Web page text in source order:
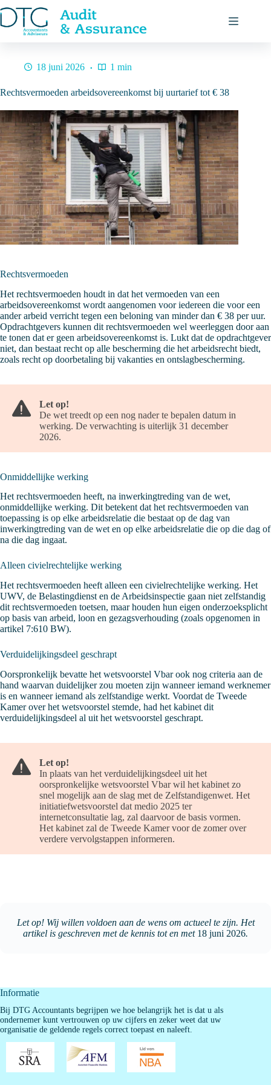
naar
de
inhoud
18 juni 2026 1 min
Rechtsvermoeden arbeidsovereenkomst bij uurtarief tot € 38
Rechtsvermoeden
Het rechtsvermoeden houdt in dat het vermoeden van een
arbeidsovereenkomst wordt aangenomen voor iedereen die voor een
ander arbeid verricht tegen een beloning van minder dan € 38 per uur.
Opdrachtgevers kunnen dit rechtsvermoeden wel weerleggen door aan
te tonen dat er geen arbeidsovereenkomst is. Lukt dat de opdrachtgever
niet, dan bestaat recht op alle bescherming die het arbeidsrecht biedt,
zoals recht op doorbetaling bij vakanties en ontslagbescherming.
Let op!
De wet treedt op een nog nader te bepalen datum in
werking. De verwachting is uiterlijk 31 december
2026.
Onmiddellijke werking
Het rechtsvermoeden heeft, na inwerkingtreding van de wet,
onmiddellijke werking. Dit betekent dat het rechtsvermoeden van
toepassing is op elke arbeidsrelatie die bestaat op de dag van
inwerkingtreding van de wet en op elke arbeidsrelatie die op die dag of
na die dag ingaat.
Alleen civielrechtelijke werking
Het rechtsvermoeden heeft alleen een civielrechtelijke werking. Het
UWV, de Belastingdienst en de Arbeidsinspectie gaan niet zelfstandig
dit rechtsvermoeden toetsen, maar houden hun eigen onderzoeksplicht
op basis van arbeid, loon en gezagsverhouding (zoals opgenomen in
artikel 7:610 BW).
Verduidelijkingsdeel geschrapt
Oorspronkelijk bevatte het wetsvoorstel Vbar ook nog criteria aan de
hand waarvan duidelijker zou moeten zijn wanneer iemand werknemer
is en wanneer iemand als zelfstandige werkt. Voordat de Tweede
Kamer over het wetsvoorstel stemde, had het kabinet dit
verduidelijkingsdeel al uit het wetsvoorstel geschrapt.
Let op!
In plaats van het verduidelijkingsdeel uit het
oorspronkelijke wetsvoorstel Vbar wil het kabinet zo
snel mogelijk aan de slag met de Zelfstandigenwet. Het
initiatiefwetsvoorstel dat medio 2025 ter
internetconsultatie lag, zal daarvoor de basis vormen.
Het kabinet zal de Tweede Kamer voor de zomer over
verdere vervolgstappen informeren.
Let op! Wij willen voldoen aan de wens om actueel te zijn. Het
artikel is geschreven met de kennis tot en met 18 juni 2026.
Informatie
Bij DTG Accountants begrijpen we hoe belangrijk het is dat u als
ondernemer kunt vertrouwen op uw cijfers en zeker weet dat uw
organisatie de geldende regels correct toepast en naleeft.